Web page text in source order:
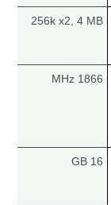
256k x2, 4 MB
1866 MHz
16 GB